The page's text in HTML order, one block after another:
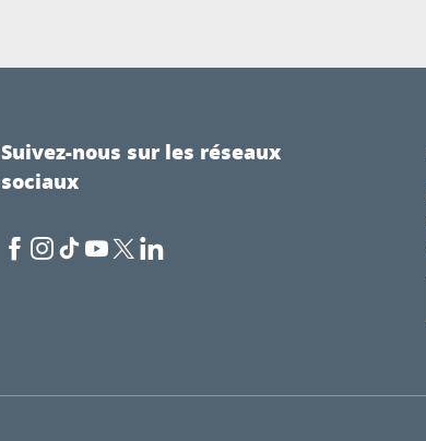
Suivez-nous sur les réseaux
sociaux